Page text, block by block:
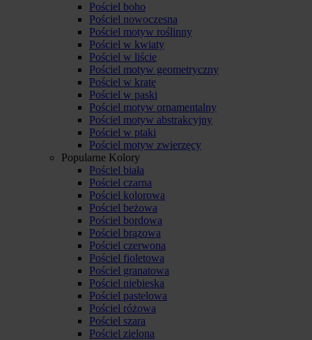
Pościel boho
Pościel nowoczesna
Pościel motyw roślinny
Pościel w kwiaty
Pościel w liście
Pościel motyw geometryczny
Pościel w kratę
Pościel w paski
Pościel motyw ornamentalny
Pościel motyw abstrakcyjny
Pościel w ptaki
Pościel motyw zwierzęcy
Popularne Kolory
Pościel biała
Pościel czarna
Pościel kolorowa
Pościel beżowa
Pościel bordowa
Pościel brązowa
Pościel czerwona
Pościel fioletowa
Pościel granatowa
Pościel niebieska
Pościel pastelowa
Pościel różowa
Pościel szara
Pościel zielona